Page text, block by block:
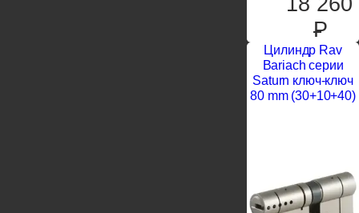
P
Цилиндр Rav
Bariach серии
Saturn ключ-ключ
80 mm (30+10+40)